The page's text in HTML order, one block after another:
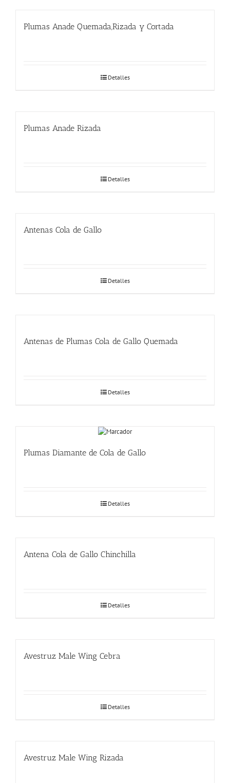
Plumas Anade Quemada,Rizada y Cortada
Detalles
Plumas Anade Rizada
Detalles
Antenas Cola de Gallo
Detalles
Antenas de Plumas Cola de Gallo Quemada
Detalles
Plumas Diamante de Cola de Gallo
Detalles
Antena Cola de Gallo Chinchilla
Detalles
Avestruz Male Wing Cebra
Detalles
Avestruz Male Wing Rizada